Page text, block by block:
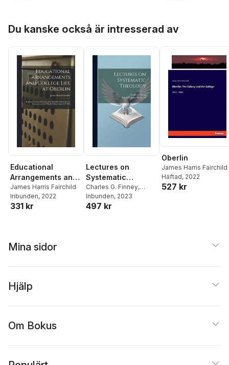
Du kanske också är intresserad av
Educational
Arrangements and
College Life at
Oberlin
James Harris Fairchild
Inbunden, 2022
331 kr
Lectures on
Systematic
Theology
Charles G. Finney,
James Harris Fairchild
Inbunden, 2023
497 kr
Oberlin
James Harris Fairchild
Häftad, 2022
527 kr
Mina sidor
Hjälp
Om Bokus